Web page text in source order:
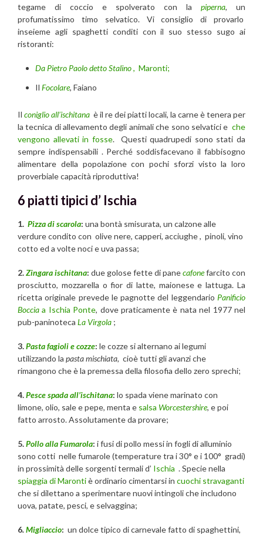
tegame di coccio e spolverato con la piperna, un
profumatissimo timo selvatico. Vi consiglio di provarlo
inseieme agli spaghetti conditi con il suo stesso sugo ai
ristoranti:
Da Pietro Paolo detto Stalino, Maronti;
Il Focolare, Faiano
Il coniglio all’ischitana è il re dei piatti locali, la carne è tenera per
la tecnica di allevamento degli animali che sono selvatici e che
vengono allevati in fosse. Questi quadrupedi sono stati da
sempre indispensabili . Perché soddisfacevano il fabbisogno
alimentare della popolazione con pochi sforzi visto la loro
proverbiale capacità riproduttiva!
6 piatti tipici d’ Ischia
1. Pizza di scarola: una bontà smisurata, un calzone alle
verdure condito con olive nere, capperi, acciughe , pinoli, vino
cotto ed a volte noci e uva passa;
2.Zingara ischitana: due golose fette di panecafonefarcito con
prosciutto, mozzarella o fior di latte, maionese e lattuga. La
ricetta originale prevede le pagnotte del leggendario Panificio
Boccia a Ischia Ponte, dove praticamente è nata nel 1977 nel
pub-paninoteca La Virgola ;
3.Pasta fagioli e cozze: le cozze si alternano ai legumi
utilizzando la pasta mischiata, cioè tutti gli avanzi che
rimangono che è la premessa della filosofia dello zero sprechi;
4.Pesce spada all’ischitana: lo spada viene marinato con
limone, olio, sale e pepe, menta e salsa Worcestershire, e poi
fatto arrosto. Assolutamente da provare;
5.Pollo alla Fumarola: i fusi di pollo messi in fogli di alluminio
sono cotti nelle fumarole (temperature tra i 30° e i 100° gradi)
in prossimità delle sorgenti termali d’ Ischia . Specie nella
spiaggia di Marontiè ordinario cimentarsi in cuochi stravaganti
che si dilettano a sperimentare nuovi intingoli che includono
uova, patate, pesci, e selvaggina;
6.Migliaccio: un dolce tipico di carnevale fatto di spaghettini,